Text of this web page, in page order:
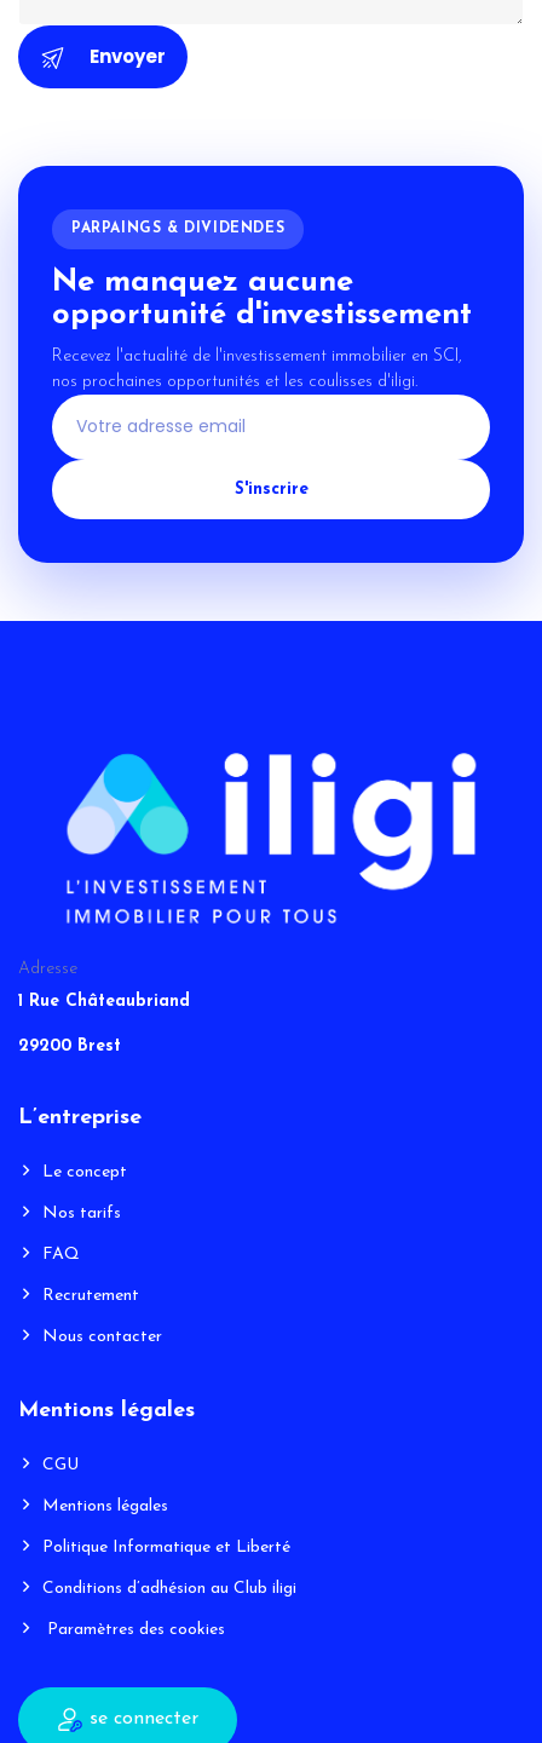
Envoyer
PARPAINGS & DIVIDENDES
Ne manquez aucune
opportunité d'investissement
Recevez l'actualité de l'investissement immobilier en SCI,
nos prochaines opportunités et les coulisses d'iligi.
S'inscrire
Adresse
1 Rue Châteaubriand
29200 Brest
L’entreprise
Le concept
Nos tarifs
FAQ
Recrutement
Nous contacter
Mentions légales
CGU
Mentions légales
Politique Informatique et Liberté
Conditions d’adhésion au Club iligi
Paramètres des cookies
se connecter